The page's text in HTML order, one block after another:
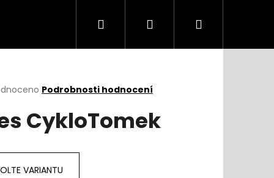
Hledat PřihlášeníNákupní
Podrobnosti hodnocení
CykloTomek
VARIANTU